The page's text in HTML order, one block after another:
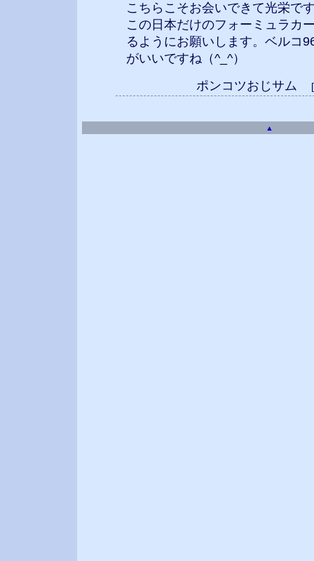
こちらこそお会いできて光栄で
この日本だけのフォーミュラカ
るようにお願いします。ベルコ
がいいですね（^_^）
ポンコツおじサム
▲